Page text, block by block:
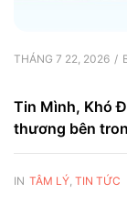
THÁNG 7 22, 2026
Tin Mình, Khó
thương bên
IN TÂM LÝ TIN TỨC